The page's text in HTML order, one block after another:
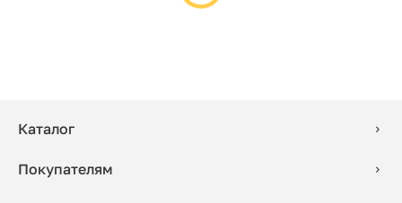
Каталог
Покупателям